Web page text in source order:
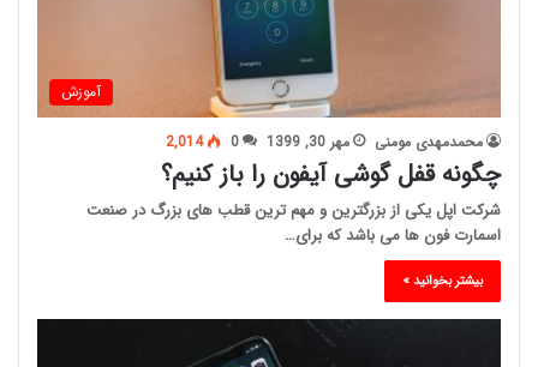
آموزش
محمدمهدی مومنی مهر 30, 1399 0
2,014
چگونه قفل گوشی آیفون را باز کنیم؟
شرکت اپل یکی از بزرگترین و مهم ترین قطب های بزرگ در صنعت
اسمارت فون ها می باشد که برای…
بیشتر بخوانید »